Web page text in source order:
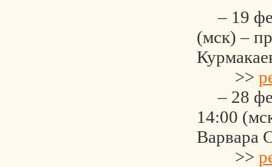
– 19
(мск) –
>>
– 28
14:00
Варвара
>>